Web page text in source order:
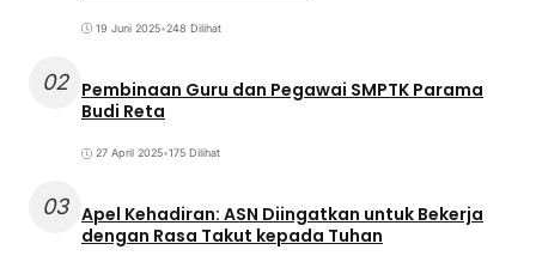
19 Juni 2025•248 Dilihat
02 Pembinaan Guru dan Pegawai SMPTK Parama
Budi Reta
27 April 2025•175 Dilihat
03 Apel Kehadiran: ASN Diingatkan untuk Bekerja
dengan Rasa Takut kepada Tuhan